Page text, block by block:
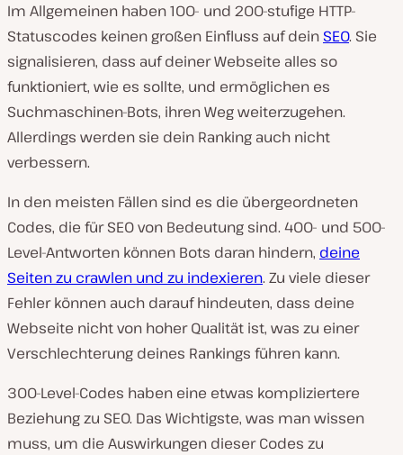
Im Allgemeinen haben 100- und 200-stufige HTTP-
Statuscodes keinen großen Einfluss auf dein SEO. Sie
signalisieren, dass auf deiner Webseite alles so
funktioniert, wie es sollte, und ermöglichen es
Suchmaschinen-Bots, ihren Weg weiterzugehen.
Allerdings werden sie dein Ranking auch nicht
verbessern.
In den meisten Fällen sind es die übergeordneten
Codes, die für SEO von Bedeutung sind. 400- und 500-
Level-Antworten können Bots daran hindern, deine
Seiten zu crawlen und zu indexieren. Zu viele dieser
Fehler können auch darauf hindeuten, dass deine
Webseite nicht von hoher Qualität ist, was zu einer
Verschlechterung deines Rankings führen kann.
300-Level-Codes haben eine etwas kompliziertere
Beziehung zu SEO. Das Wichtigste, was man wissen
muss, um die Auswirkungen dieser Codes zu